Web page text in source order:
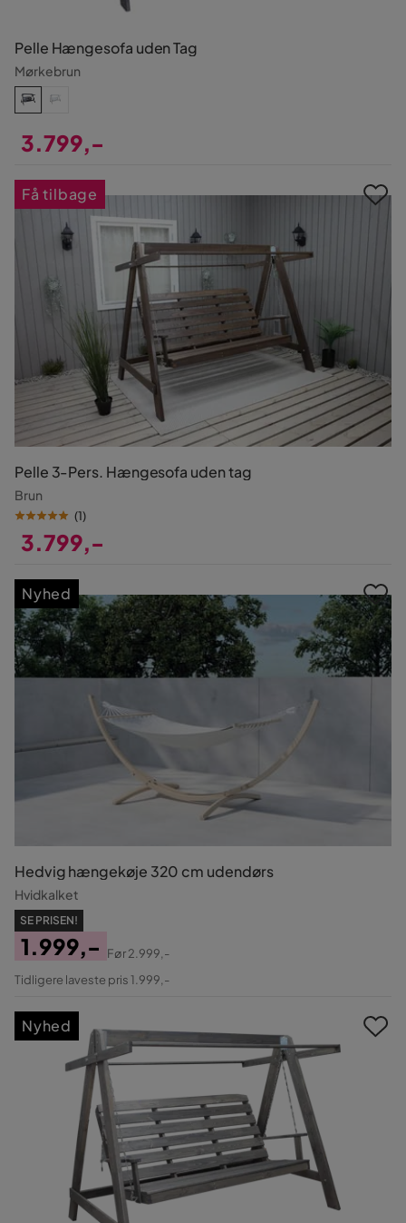
Pelle Hængesofa uden Tag
Mørkebrun
3.799,-
Pelle 3-Pers. Hængesofa uden tag
Brun
(1)
3.799,-
Få tilbage
Hedvig hængekøje 320 cm udendørs
Hvidkalket
SE PRISEN!
Pris
1.999,-
Original
Før2.999,-
Tidligere laveste pris 1.999,-
Nyhed
Nyhed